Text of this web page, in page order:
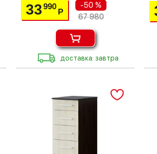
33990
Р
-50 %
67 980
доставка: завтра